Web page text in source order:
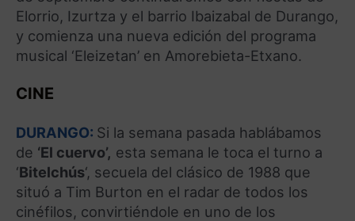
Elorrio, Izurtza y el barrio Ibaizabal de Durango,
y comienza una nueva edición del programa
musical ‘Eleizetan’ en Amorebieta-Etxano.
CINE
DURANGO: Si la semana pasada hablábamos
de ‘El cuervo’, esta semana le toca el turno a
‘Bitelchús‘, secuela del clásico de 1988 que
situó a Tim Burton en el radar de todos los
cinéfilos, convirtiéndole en uno de los